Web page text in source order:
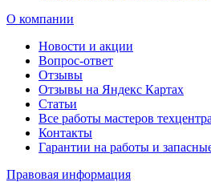
О компании
Новости и акции
Вопрос-ответ
Отзывы
Отзывы на Яндекс Картах
Статьи
Все работы мастеров
Контакты
Гарантии на работы и
Правовая информация